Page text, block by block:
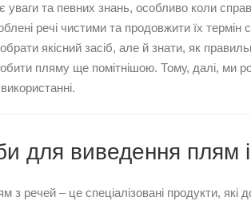
уваги та певних знань, особливо коли
речі чистими та продовжити їх термін
якісний засіб, але й знати, як
пляму ще помітнішою. Тому, далі, ми
для виведення плям і
речей – це спеціалізовані продукти, які